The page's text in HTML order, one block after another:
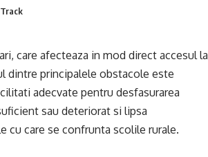
care afecteaza in mod direct accesul la
dintre principalele obstacole este
adecvate pentru desfasurarea
sau deteriorat si lipsa
cu care se confrunta scolile rurale.